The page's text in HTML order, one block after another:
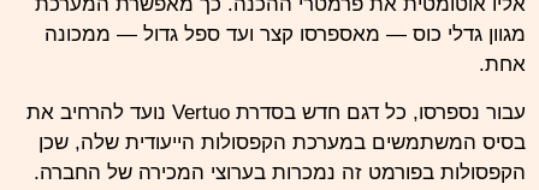
אליו אוטומטית את פרמטרי ההכנה. כך מאפשרת המערכת
מגוון גדלי כוס — מאספרסו קצר ועד ספל גדול — ממכונה
אחת.
עבור נספרסו, כל דגם חדש בסדרת Vertuo נועד להרחיב את
בסיס המשתמשים במערכת הקפסולות הייעודית שלה, שכן
הקפסולות בפורמט זה נמכרות בערוצי המכירה של החברה.